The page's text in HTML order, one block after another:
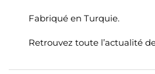
Fabriqué en Turquie.
Retrouvez toute l’actualité